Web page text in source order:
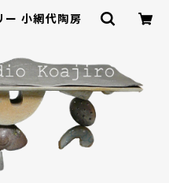
ー 小網代陶房